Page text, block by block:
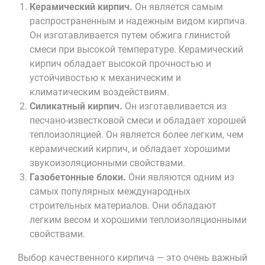
Керамический кирпич. Он является самым
распространенным и надежным видом кирпича.
Он изготавливается путем обжига глинистой
смеси при высокой температуре. Керамический
кирпич обладает высокой прочностью и
устойчивостью к механическим и
климатическим воздействиям.
Силикатный кирпич. Он изготавливается из
песчано-известковой смеси и обладает хорошей
теплоизоляцией. Он является более легким, чем
керамический кирпич, и обладает хорошими
звукоизоляционными свойствами.
Газобетонные блоки. Они являются одним из
самых популярных международных
строительных материалов. Они обладают
легким весом и хорошими теплоизоляционными
свойствами.
Выбор качественного кирпича — это очень важный